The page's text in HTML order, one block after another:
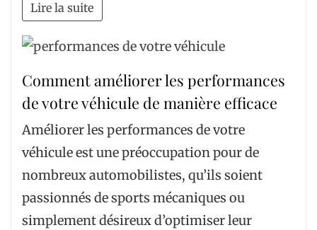
Lire la suite
Comment améliorer les performances
de votre véhicule de manière efficace
Améliorer les performances de votre
véhicule est une préoccupation pour de
nombreux automobilistes, qu’ils soient
passionnés de sports mécaniques ou
simplement désireux d’optimiser leur